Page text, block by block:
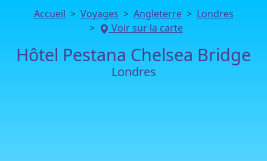
Accueil Voyages Angleterre
Londres
Voir sur la carte
Hôtel Pestana Chelsea Bridge
Londres